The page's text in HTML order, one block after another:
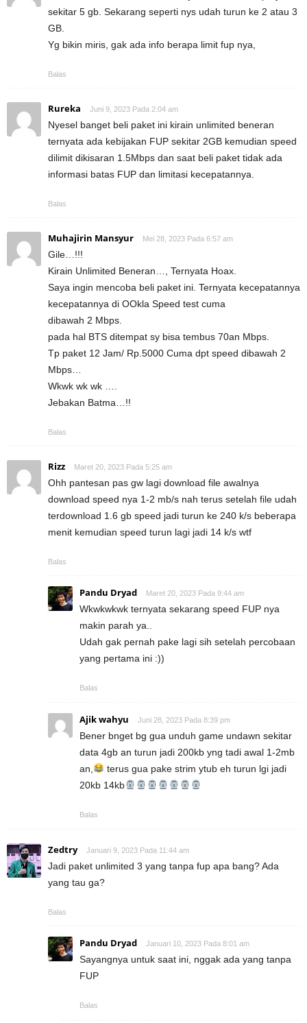
sekitar 5 gb. Sekarang seperti nys udah turun ke 2 atau 3
GB.
Yg bikin miris, gak ada info berapa limit fup nya,
Balas
Rureka Juni 9, 2023 Pada 2:04 am
Nyesel banget beli paket ini kirain unlimited beneran
ternyata ada kebijakan FUP sekitar 2GB kemudian speed
dilimit dikisaran 1.5Mbps dan saat beli paket tidak ada
informasi batas FUP dan limitasi kecepatannya.
Balas
Muhajirin Mansyur Mei 28, 2023 Pada 6:57 am
Gile…!!!
Kirain Unlimited Beneran…, Ternyata Hoax.
Saya ingin mencoba beli paket ini. Ternyata kecepatannya
kecepatannya di OOkla Speed test cuma
dibawah 2 Mbps.
pada hal BTS ditempat sy bisa tembus 70an Mbps.
Tp paket 12 Jam/ Rp.5000 Cuma dpt speed dibawah 2
Mbps…
Wkwk wk wk ….
Jebakan Batma…!!
Balas
Rizz Maret 20, 2023 Pada 5:25 am
Ohh pantesan pas gw lagi download file awalnya
download speed nya 1-2 mb/s nah terus setelah file udah
terdownload 1.6 gb speed jadi turun ke 240 k/s beberapa
menit kemudian speed turun lagi jadi 14 k/s wtf
Balas
Pandu Dryad Maret 20, 2023 Pada 9:44 am
Wkwkwkwk ternyata sekarang speed FUP nya
makin parah ya..
Udah gak pernah pake lagi sih setelah percobaan
yang pertama ini :))
Balas
Ajik wahyu Juni 28, 2023 Pada 8:39 pm
Bener bnget bg gua unduh game undawn sekitar
data 4gb an turun jadi 200kb yng tadi awal 1-2mb
an,
terus gua pake strim ytub eh turun lgi jadi
20kb 14kb
Balas
Zedtry Januari 9, 2023 Pada 11:44 am
Jadi paket unlimited 3 yang tanpa fup apa bang? Ada
yang tau ga?
Balas
Pandu Dryad Januari 10, 2023 Pada 8:01 am
Sayangnya untuk saat ini, nggak ada yang tanpa
FUP
Balas